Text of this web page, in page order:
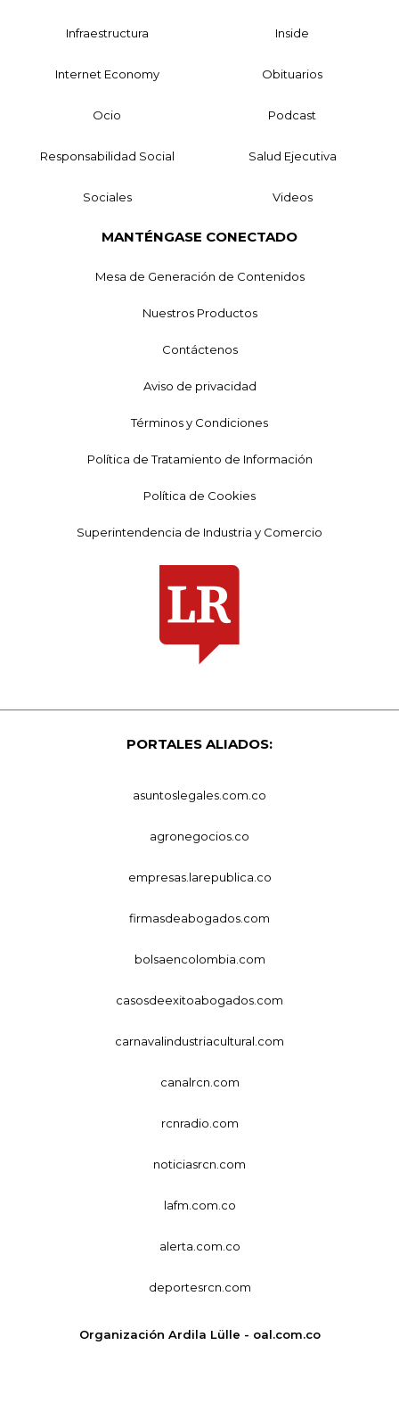
Infraestructura Inside
Internet Economy Obituarios
Ocio Podcast
Responsabilidad Social Salud Ejecutiva
Sociales Videos
MANTÉNGASE CONECTADO
Mesa de Generación de Contenidos
Nuestros Productos
Contáctenos
Aviso de privacidad
Términos y Condiciones
Política de Tratamiento de Información
Política de Cookies
Superintendencia de Industria y Comercio
PORTALES ALIADOS:
asuntoslegales.com.co
agronegocios.co
empresas.larepublica.co
firmasdeabogados.com
bolsaencolombia.com
casosdeexitoabogados.com
carnavalindustriacultural.com
canalrcn.com
rcnradio.com
noticiasrcn.com
lafm.com.co
alerta.com.co
deportesrcn.com
Organización Ardila Lülle - oal.com.co